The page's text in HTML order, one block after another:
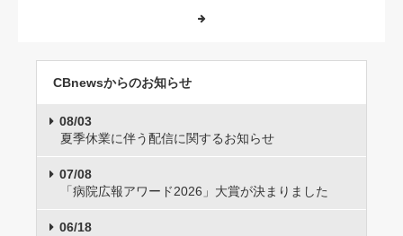
CBnewsからのお知らせ
08/03
夏季休業に伴う配信に関するお知らせ
07/08
「病院広報アワード2026」大賞が決まりました
06/18